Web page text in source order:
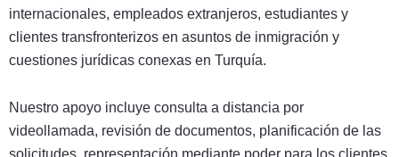
internacionales, empleados extranjeros, estudiantes y
clientes transfronterizos en asuntos de inmigración y
cuestiones jurídicas conexas en Turquía.
Nuestro apoyo incluye consulta a distancia por
videollamada, revisión de documentos, planificación de las
solicitudes, representación mediante poder para los clientes